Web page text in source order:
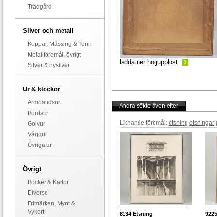
Trädgård
Silver och metall
Koppar, Mässing & Tenn
Metallföremål, övrigt
Silver & nysilver
Ur & klockor
Armbandsur
Bordsur
Golvur
Väggur
Övriga ur
Övrigt
Böcker & Kartor
Diverse
Frimärken, Mynt &
Vykort
ladda ner högupplöst
Andra sökte även efter
Liknande föremål: etsning etsningar
8134 Etsning 9225